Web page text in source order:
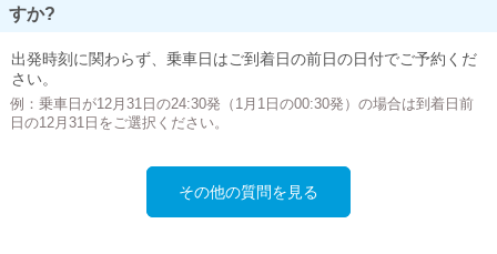
すか?
出発時刻に関わらず、乗車日はご到着日の前日の日付でご予約くだ
さい。
例：乗車日が12月31日の24:30発（1月1日の00:30発）の場合は到着日前
日の12月31日をご選択ください。
その他の質問を見る